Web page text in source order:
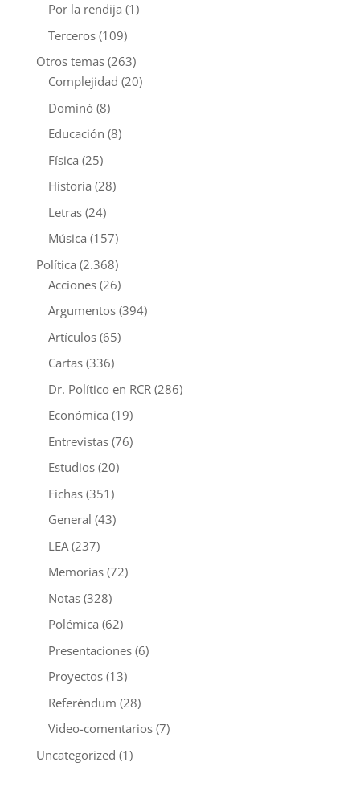
Por la rendija (1)
Terceros(109)
Otros temas(263)
Complejidad (20)
Dominó(8)
Educación (8)
Física (25)
Historia (28)
Letras(24)
Música (157)
Política (2.368)
Acciones(26)
Argumentos(394)
Artículos(65)
Cartas(336)
Dr. Político en RCR(286)
Económica (19)
Entrevistas(76)
Estudios(20)
Fichas(351)
General (43)
LEA(237)
Memorias(72)
Notas(328)
Polémica (62)
Presentaciones(6)
Proyectos(13)
Referéndum (28)
Video-comentarios(7)
Uncategorized (1)